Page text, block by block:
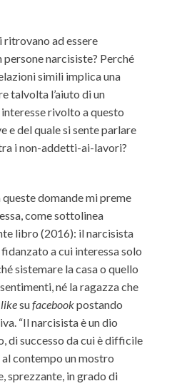
ritrovano ad essere
narcisiste? Perché
simili implica una
talvolta l’aiuto di un
rivolto a questo
e del quale si sente parlare
i non-addetti-ai-lavori?
domande mi preme
come sottolinea
libro (2016): il narcisista
a cui interessa solo
sistemare la casa o quello
né la ragazza che
likesufacebookpostando
“Il narcisista è un dio
di successo da cui è difficile
contempo un mostro
sprezzante, in grado di